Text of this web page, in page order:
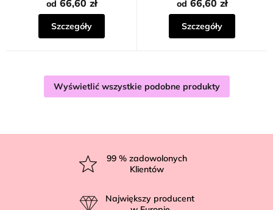
od 66,60 zł
Szczegóły
od 66,60 zł
Szczegóły
Wyświetlić wszystkie podobne produkty
99 % zadowolonych
Klientów
Największy producent